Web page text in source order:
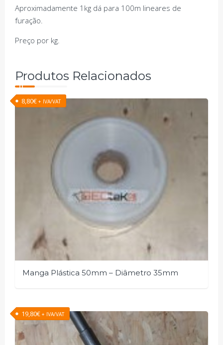
Aproximadamente 1kg dá para 100m lineares de
furação.
Preço por kg.
Produtos Relacionados
Manga Plástica 50mm – Diâmetro 35mm
8,80€ + IVA/VAT
19,80€ + IVA/VAT